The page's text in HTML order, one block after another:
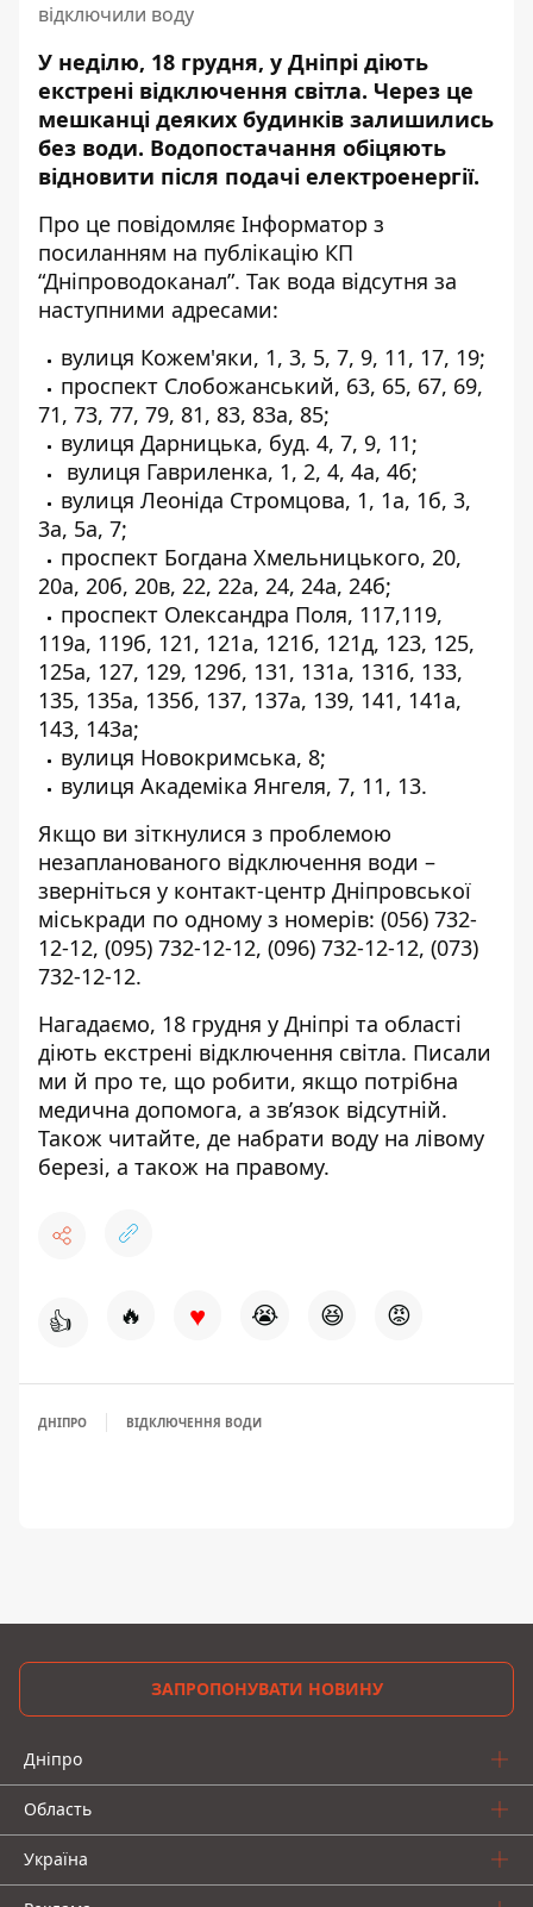
відключили воду
У неділю, 18 грудня, у Дніпрі діють
екстрені відключення світла. Через це
мешканці деяких будинків залишились
без води. Водопостачання обіцяють
відновити після подачі електроенергії.
Про це повідомляє Інформатор з
посиланням на публікацію КП
“Дніпроводоканал”. Так вода відсутня за
наступними адресами:
вулиця Кожем'яки, 1, 3, 5, 7, 9, 11, 17, 19;
проспект Слобожанський, 63, 65, 67, 69,
71, 73, 77, 79, 81, 83, 83а, 85;
вулиця Дарницька, буд. 4, 7, 9, 11;
вулиця Гавриленка, 1, 2, 4, 4а, 4б;
вулиця Леоніда Стромцова, 1, 1а, 1б, 3,
3а, 5а, 7;
проспект Богдана Хмельницького, 20,
20а, 20б, 20в, 22, 22а, 24, 24а, 24б;
проспект Олександра Поля, 117,119,
119а, 119б, 121, 121а, 121б, 121д, 123, 125,
125а, 127, 129, 129б, 131, 131а, 131б, 133,
135, 135а, 135б, 137, 137а, 139, 141, 141а,
143, 143а;
вулиця Новокримська, 8;
вулиця Академіка Янгеля, 7, 11, 13.
Якщо ви зіткнулися з проблемою
незапланованого відключення води –
зверніться у контакт-центр Дніпровської
міськради по одному з номерів: (056) 732-
12-12, (095) 732-12-12, (096) 732-12-12, (073)
732-12-12.
Нагадаємо, 18 грудня у Дніпрі та області
діють екстрені відключення світла. Писали
ми й про те, що робити, якщо потрібна
медична допомога, а зв’язок відсутній.
Також читайте, де набрати воду на лівому
березі, а також на правому.
👍 🔥 ♥ 😭 😆 😡
ДНІПРО ВІДКЛЮЧЕННЯ ВОДИ
ЗАПРОПОНУВАТИ НОВИНУ
Дніпро
Область
Україна